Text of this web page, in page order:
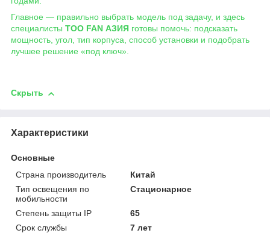
Главное — правильно выбрать модель под задачу, и здесь
специалисты ТОО FAN АЗИЯ готовы помочь: подсказать
мощность, угол, тип корпуса, способ установки и подобрать
лучшее решение «под ключ».
Скрыть
Характеристики
Основные
Страна производитель
Китай
Тип освещения по
мобильности
Стационарное
Степень защиты IP
65
Срок службы
7 лет